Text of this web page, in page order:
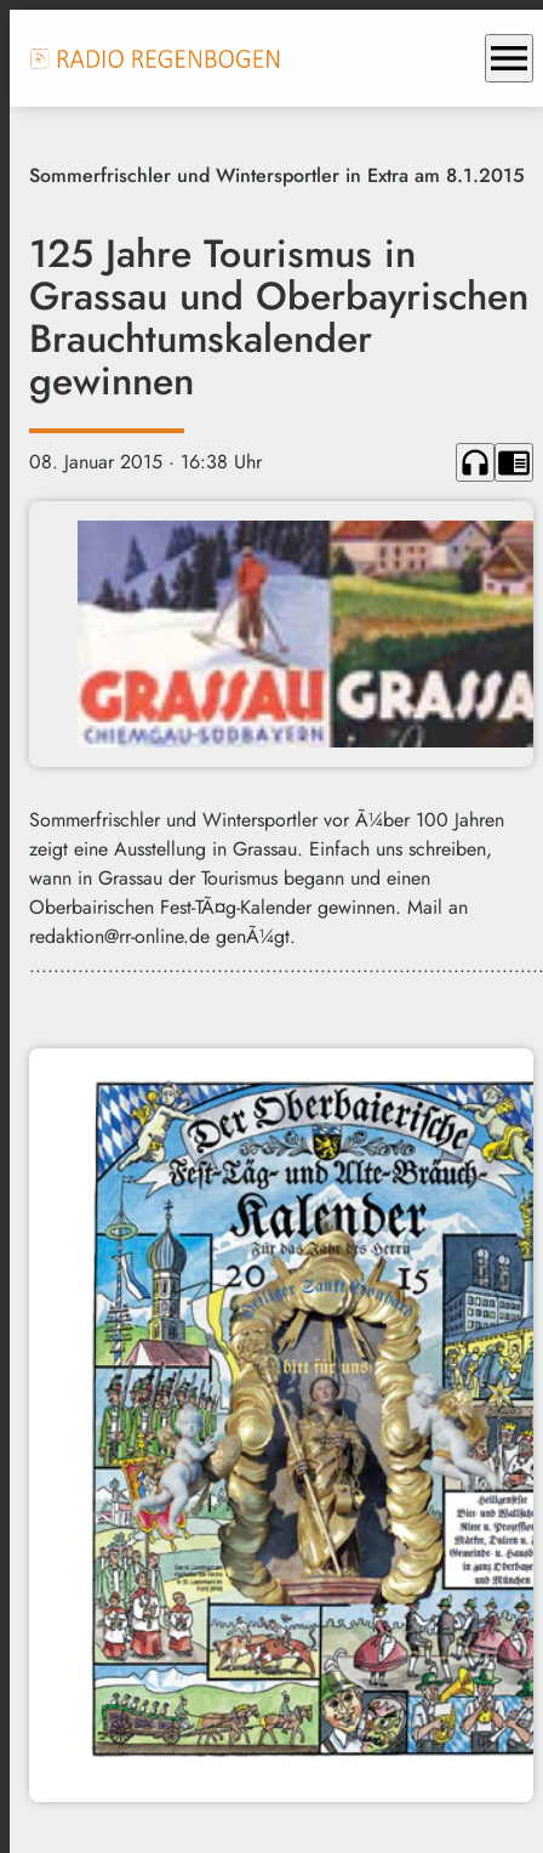
menu
Sommerfrischler und Wintersportler in Extra am 8.1.2015
125 Jahre Tourismus in
Grassau und Oberbayrischen
Brauchtumskalender
gewinnen
08. Januar 2015 · 16:38 Uhr headphones chrome_reader_mode
Sommerfrischler und Wintersportler vor Ã¼ber 100 Jahren
zeigt eine Ausstellung in Grassau. Einfach uns schreiben,
wann in Grassau der Tourismus begann und einen
Oberbairischen Fest-TÃ¤g-Kalender gewinnen. Mail an
redaktion@rr-online.de genÃ¼gt.